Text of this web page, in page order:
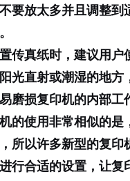
要放太多并且调整
传真纸时，建议用
光直射或潮湿的地
磨损复印机的内部
的使用非常相似的
所以许多新型的复印
行合适的设置，让